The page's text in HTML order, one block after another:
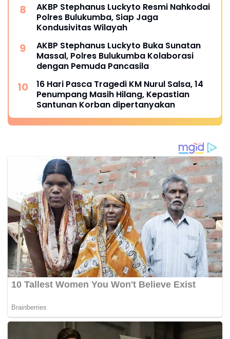
AKBP Stephanus Luckyto Resmi Nahkodai
Polres Bulukumba, Siap Jaga
Kondusivitas Wilayah
AKBP Stephanus Luckyto Buka Sunatan
Massal, Polres Bulukumba Kolaborasi
dengan Pemuda Pancasila
16 Hari Pasca Tragedi KM Nurul Salsa, 14
Penumpang Masih Hilang, Kepastian
Santunan Korban dipertanyakan